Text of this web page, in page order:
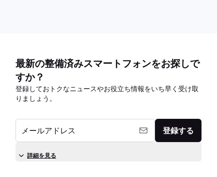
最新の整備済みスマートフォンをお探しで
すか？
登録しておトクなニュースやお役立ち情報をいち早く受け取
りましょう。
メールアドレス 登録する
詳細を見る